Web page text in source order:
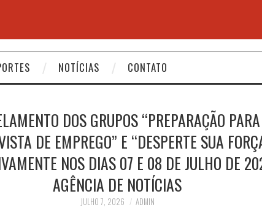
NOTÍCIAS CONTATO
DOS GRUPOS “PREPARAÇÃO
DE EMPREGO” E “DESPERTE SUA
NOS DIAS 07 E 08 DE JULHO DE
AGÊNCIA DE NOTÍCIAS
JULHO 7, 2026 ADMIN